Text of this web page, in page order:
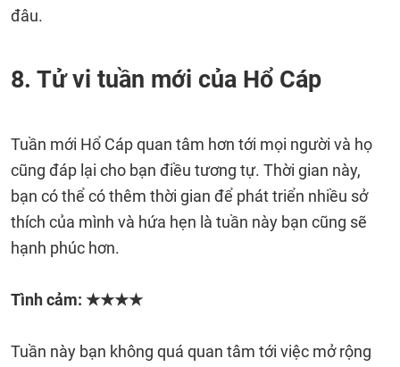
đâu.
8. Tử vi tuần mới của Hổ Cáp
Tuần mới Hổ Cáp quan tâm hơn tới mọi người và họ
cũng đáp lại cho bạn điều tương tự. Thời gian này,
bạn có thể có thêm thời gian để phát triển nhiều sở
thích của mình và hứa hẹn là tuần này bạn cũng sẽ
hạnh phúc hơn.
Tình cảm: ★★★★
Tuần này bạn không quá quan tâm tới việc mở rộng